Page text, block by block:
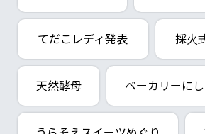
てだこレディ発表 採火
天然酵母 ベーカリーにし